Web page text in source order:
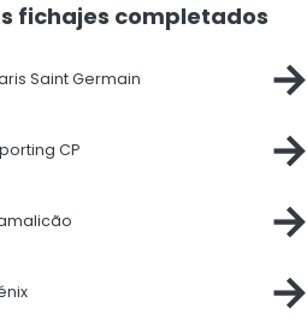
fichajes completados
Saint Germain →
CP →
→
→